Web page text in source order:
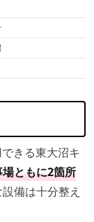
きる東大沼キ
ともに2箇所
備は十分整え